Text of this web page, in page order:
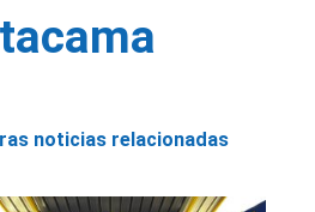
noticias relacionadas